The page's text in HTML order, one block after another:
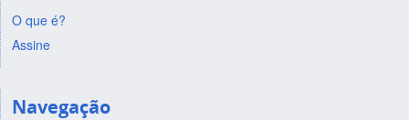
O que é?
Assine
Navegação